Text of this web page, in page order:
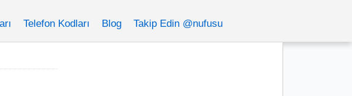
Telefon Kodları Blog Takip Edin @nufusu